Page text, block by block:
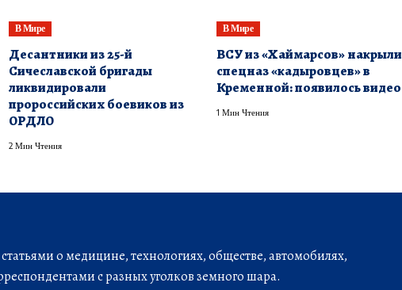
В Мире
​Десантники из 25-й
Сичеславской бригады
ликвидировали
пророссийских боевиков из
ОРДЛО
2 Мин Чтения
В Мире
ВСУ из «Хаймарсов» накрыли
спецназ «кадыровцев» в
Кременной: появилось видео
1 Мин Чтения
о медицине, технологиях, обществе, автомобилях,
с разных уголков земного шара.